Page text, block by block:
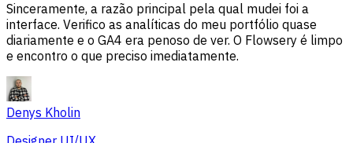
Sinceramente, a razão principal pela qual mudei foi a
interface. Verifico as analíticas do meu portfólio quase
diariamente e o GA4 era penoso de ver. O Flowsery é limpo
e encontro o que preciso imediatamente.
Denys Kholin